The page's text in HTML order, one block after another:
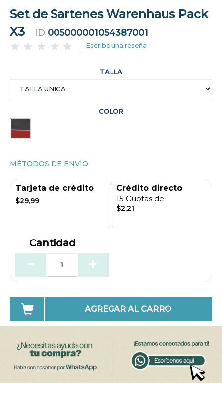
Set de Sartenes Warenhaus Pack
X3
ID 005000001054387001
Escribe una reseña
TALLA
COLOR
MÉTODOS DE ENVÍO
Tarjeta de crédito
$29,99
Crédito directo
15 Cuotas de
$2,21
Cantidad
AGREGAR AL CARRO